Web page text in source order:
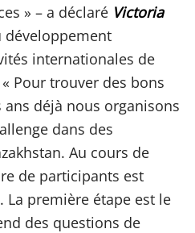
» – a déclaré Victoria
développement
internationales de
Pour trouver des bons
déjà nous organisons
dans des
Au cours de
de participants est
La première étape est le
des questions de